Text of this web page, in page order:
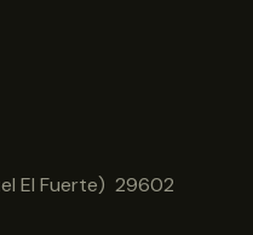
El Fuerte) 29602